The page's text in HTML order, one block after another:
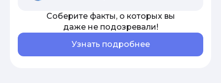
Соберите факты, о которых вы
даже не подозревали!
Узнать подробнее